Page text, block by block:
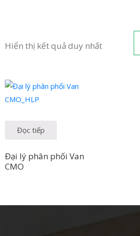
Hiển thị kết quả duy nhất
Đọc tiếp
Đại lý phân phối Van
CMO